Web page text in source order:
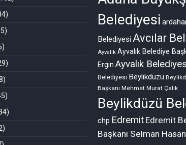
Belediyesi
Belediyesi Avcılar
Ayvalık Ayvalık Belediye
Ergin Ayvalık
Belediyesi Beylikdüzü
Başkanı Mehmet Murat Çalık
Beylikdüzü
chp Edremit Edremit
Başkanı Selman